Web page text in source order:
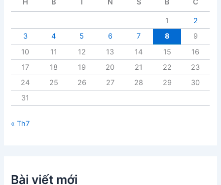
H B T N S B C
1
2
3
4 5 6 7 8
9
10
11 12 13 14 15
16
17
18 19 20 21 22
23
24
25 26 27 28 29
30
31
« Th7
Bài viết mới